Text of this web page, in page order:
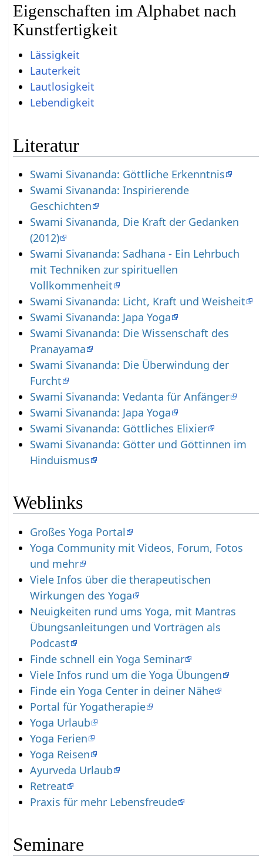
Eigenschaften im Alphabet nach
Kunstfertigkeit
Lässigkeit
Lauterkeit
Lautlosigkeit
Lebendigkeit
Literatur
Swami Sivananda: Göttliche Erkenntnis
Swami Sivananda: Inspirierende
Geschichten
Swami Sivananda, Die Kraft der Gedanken
(2012)
Swami Sivananda: Sadhana - Ein Lehrbuch
mit Techniken zur spirituellen
Vollkommenheit
Swami Sivananda: Licht, Kraft und Weisheit
Swami Sivananda: Japa Yoga
Swami Sivananda: Die Wissenschaft des
Pranayama
Swami Sivananda: Die Überwindung der
Furcht
Swami Sivananda: Vedanta für Anfänger
Swami Sivananda: Japa Yoga
Swami Sivananda: Göttliches Elixier
Swami Sivananda: Götter und Göttinnen im
Hinduismus
Weblinks
Großes Yoga Portal
Yoga Community mit Videos, Forum, Fotos
und mehr
Viele Infos über die therapeutischen
Wirkungen des Yoga
Neuigkeiten rund ums Yoga, mit Mantras
Übungsanleitungen und Vorträgen als
Podcast
Finde schnell ein Yoga Seminar
Viele Infos rund um die Yoga Übungen
Finde ein Yoga Center in deiner Nähe
Portal für Yogatherapie
Yoga Urlaub
Yoga Ferien
Yoga Reisen
Ayurveda Urlaub
Retreat
Praxis für mehr Lebensfreude
Seminare